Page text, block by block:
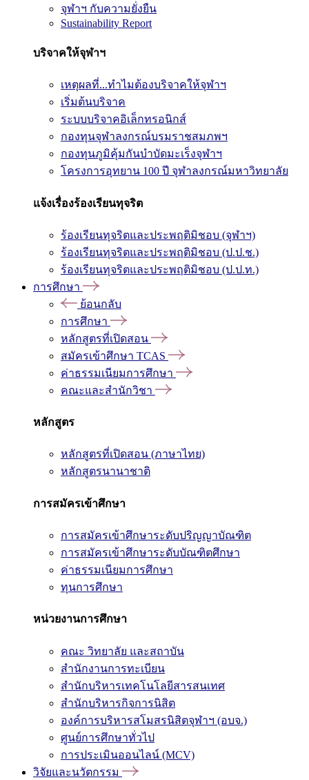
จุฬาฯ กับความยั่งยืน
Sustainability Report
บริจาคให้จุฬาฯ
เหตุผลที่...ทำไมต้องบริจาคให้จุฬาฯ
เริ่มต้นบริจาค
ระบบบริจาคอิเล็กทรอนิกส์
กองทุนจุฬาลงกรณ์บรมราชสมภพฯ
กองทุนภูมิคุ้มกันบำบัดมะเร็งจุฬาฯ
โครงการอุทยาน 100 ปี จุฬาลงกรณ์มหาวิทยาลัย
แจ้งเรื่องร้องเรียนทุจริต
ร้องเรียนทุจริตและประพฤติมิชอบ (จุฬาฯ)
ร้องเรียนทุจริตและประพฤติมิชอบ (ป.ป.ช.)
ร้องเรียนทุจริตและประพฤติมิชอบ (ป.ป.ท.)
การศึกษา
ย้อนกลับ
การศึกษา
หลักสูตรที่เปิดสอน
สมัครเข้าศึกษา TCAS
ค่าธรรมเนียมการศึกษา
คณะและสำนักวิชา
หลักสูตร
หลักสูตรที่เปิดสอน (ภาษาไทย)
หลักสูตรนานาชาติ
การสมัครเข้าศึกษา
การสมัครเข้าศึกษาระดับปริญญาบัณฑิต
การสมัครเข้าศึกษาระดับบัณฑิตศึกษา
ค่าธรรมเนียมการศึกษา
ทุนการศึกษา
หน่วยงานการศึกษา
คณะ วิทยาลัย และสถาบัน
สำนักงานการทะเบียน
สำนักบริหารเทคโนโลยีสารสนเทศ
สำนักบริหารกิจการนิสิต
องค์การบริหารสโมสรนิสิตจุฬาฯ (อบจ.)
ศูนย์การศึกษาทั่วไป
การประเมินออนไลน์ (MCV)
วิจัยและนวัตกรรม